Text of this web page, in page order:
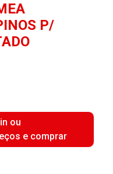
P/
ou
e comprar